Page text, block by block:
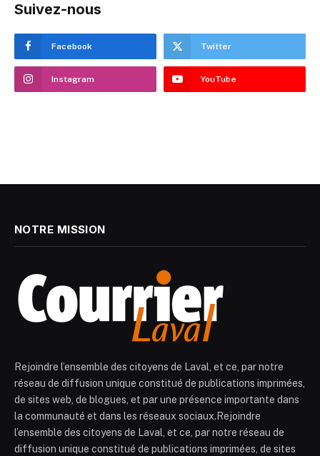
Suivez-nous
Facebook Twitter
Instagram YouTube
NOTRE MISSION
Rejoindre l’ensemble des citoyens de Laval, et ce, par notre
réseau de diffusion unique constitué de publications imprimées,
de sites web, de blogues, et par une présence importante dans
la communauté et dans les réseaux sociaux.Rejoindre
l’ensemble des citoyens de Laval, et ce, par notre réseau de
diffusion unique constitué de publications imprimées, de sites